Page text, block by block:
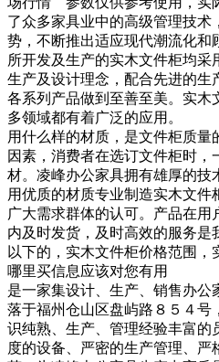
了众多家具业中的高级管理技术
势，不断推出适应现代潮流化和
所开发及生产的实木文件柜均
生产及设计理念，配合先进的生
各系列产品做到至善至美。实木
多领域都有着广泛的应用。
用什么样的材质，是文件柜质
因素，消费者在选订文件柜时，
材。凌峰办公家具拥有雄厚的技
用优质的材质专业制造实木文
广大需求群体的认可。产品在
内及时发货，及时高效的服
以下的，实木文件柜价格范围
哪里买信息应该对您有用
是一家集设计、生产、销售办公
落于福州仓山区盘屿路８５４号
识纯熟、生产、管理经验丰富的
度的设备、严密的生产管理、